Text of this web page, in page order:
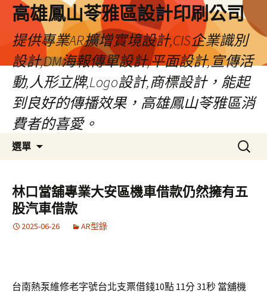
高雄鳳山苓雅區設計印刷公司
提供專業AR擴增實境設計,CIS企業識別
設計,DM海報傳單設計,平面設計,宣傳活
動,人形立牌,Logo設計,商標設計，能起
到良好的傳播效果，高雄鳳山苓雅區消
費者的喜愛。
選單
容
搜
尋
鍵
字:
林口當舖專業大安區機車借款仍然擁有五
股汽車借款
2025-06-26 AR型錄
台南熱泵維修老字號台北支票借錢10點 11分 31秒 當舖機